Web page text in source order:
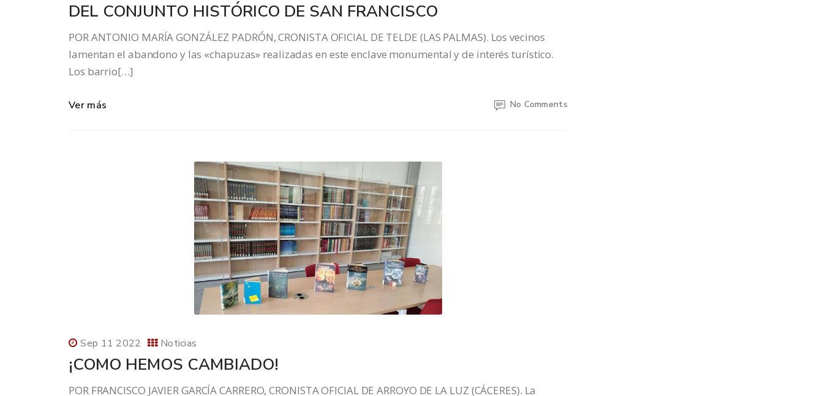
DEL CONJUNTO HISTÓRICO DE SAN FRANCISCO
POR ANTONIO MARÍA GONZÁLEZ PADRÓN, CRONISTA OFICIAL DE TELDE (LAS PALMAS). Los vecinos
lamentan el abandono y las «chapuzas» realizadas en este enclave monumental y de interés turístico.
Los barrio[…]
Ver más No Comments
Sep 11 2022 Noticias
¡COMO HEMOS CAMBIADO!
POR FRANCISCO JAVIER GARCÍA CARRERO, CRONISTA OFICIAL DE ARROYO DE LA LUZ (CÁCERES). La